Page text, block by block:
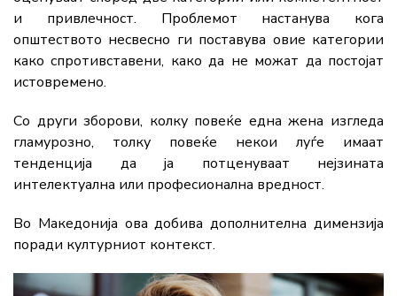
и привлечност. Проблемот настанува кога
општеството несвесно ги поставува овие категории
како спротивставени, како да не можат да постојат
истовремено.
Со други зборови, колку повеќе една жена изгледа
гламурозно, толку повеќе некои луѓе имаат
тенденција да ја потценуваат нејзината
интелектуална или професионална вредност.
Во Македонија ова добива дополнителна димензија
поради културниот контекст.